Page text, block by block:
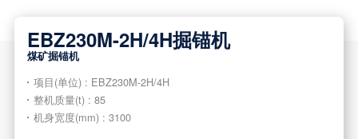
EBZ230M-2H/4H掘锚机
煤矿掘锚机
项目(单位) : EBZ230M-2H/4H
整机质量(t) : 85
机身宽度(mm) : 3100